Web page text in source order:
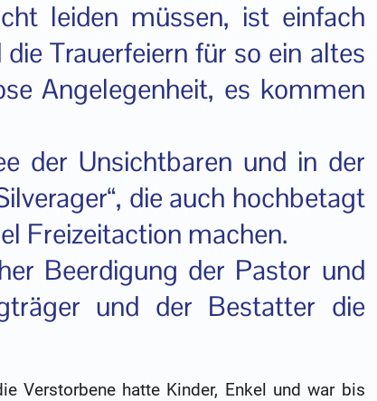
leiden müssen, ist einfach
Trauerfeiern für so ein altes
Angelegenheit, es kommen
der Unsichtbaren und in der
die auch hochbetagt
Freizeitaction machen.
Beerdigung der Pastor und
und der Bestatter die
Verstorbene hatte Kinder, Enkel und war bis